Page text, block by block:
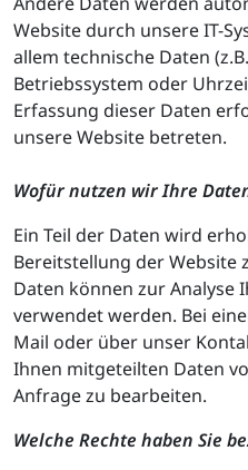
Website durch unsere IT-
allem technische Daten
Betriebssystem oder
Erfassung dieser Daten
unsere Website betreten.
Wofür nutzen wir Ihre
Ein Teil der Daten wird
Bereitstellung der Website
Daten können zur Analyse
verwendet werden. Bei
Mail oder über unser
Ihnen mitgeteilten Daten
Anfrage zu bearbeiten.
Welche Rechte haben Sie